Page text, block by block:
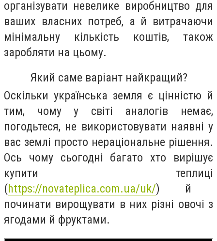
організувати невелике виробництво для
ваших власних потреб, а й витрачаючи
мінімальну кількість коштів, також
заробляти на цьому.
Який саме варіант найкращий?
Оскільки українська земля є цінністю й
тим, чому у світі аналогів немає,
погодьтеся, не використовувати наявні у
вас землі просто нераціональне рішення.
Ось чому сьогодні багато хто вирішує
купити теплиці
(https://novateplica.com.ua/uk/) й
починати вирощувати в них різні овочі з
ягодами й фруктами.